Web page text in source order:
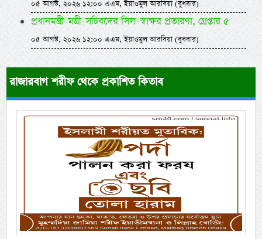
০৫ আগস্ট, ২০২৬ ১২:০০ এএম, ইয়াওমুল আরবিয়া (বুধবার)
প্রধানমন্ত্রী-মন্ত্রী-সচিবদের সিল-স্বাক্ষর প্রতারণা, গ্রেপ্তার ৫
০৫ আগস্ট, ২০২৬ ১২:০০ এএম, ইয়াওমুল আরবিয়া (বুধবার)
রাজারবাগ শরীফ থেকে প্রকাশিত কিতাব